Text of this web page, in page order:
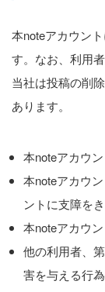
本noteアカウン
す。なお、利用
当社は投稿の削
あります。
本noteアカウ
本noteアカウ
ントに支障を
本noteアカウ
他の利用者、
害を与える行